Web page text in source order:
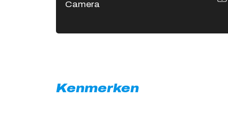
Camera
Kenmerken